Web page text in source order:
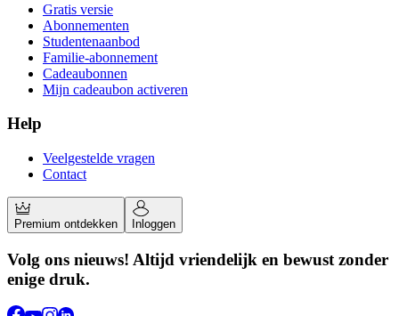
Gratis versie
Abonnementen
Studentenaanbod
Familie-abonnement
Cadeaubonnen
Mijn cadeaubon activeren
Help
Veelgestelde vragen
Contact
Premium ontdekken Inloggen
Volg ons nieuws! Altijd vriendelijk en bewust zonder
enige druk.